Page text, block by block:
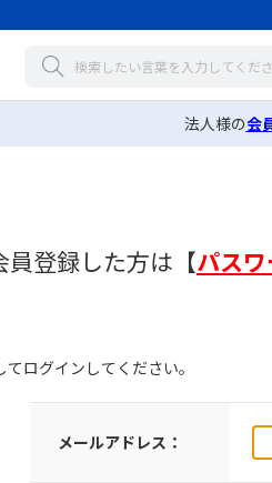
法人様の会
登録した方は 【パス
ログインしてください。
メールアドレス：